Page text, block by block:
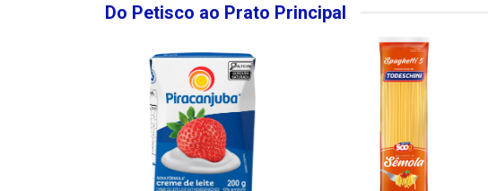
Do Petisco ao Prato Principal